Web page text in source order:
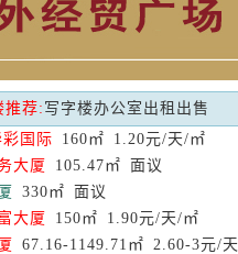
推荐: 写字楼办公室出租出售
彩国际 160㎡ 1.20元/天/㎡
大厦 105.47㎡ 面议
330㎡ 面议
大厦 150㎡ 1.90元/天/㎡
67.16-1149.71㎡ 2.60-3元/